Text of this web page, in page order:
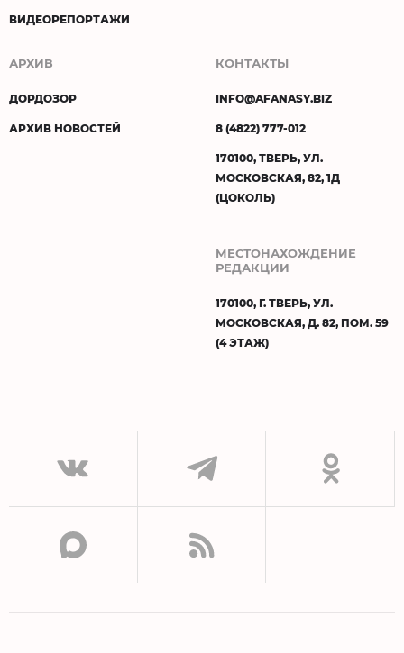
ВИДЕОРЕПОРТАЖИ
АРХИВ
ДОРДОЗОР
АРХИВ НОВОСТЕЙ
КОНТАКТЫ
INFO@AFANASY.BIZ
8 (4822) 777-012
170100, ТВЕРЬ, УЛ.
МОСКОВСКАЯ, 82, 1Д
(ЦОКОЛЬ)
МЕСТОНАХОЖДЕНИЕ
РЕДАКЦИИ
170100, Г. ТВЕРЬ, УЛ.
МОСКОВСКАЯ, Д. 82, ПОМ. 59
(4 ЭТАЖ)